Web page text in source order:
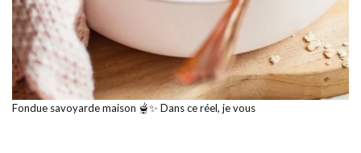
Fondue savoyarde maison 🫕✨ Dans ce réel, je vous